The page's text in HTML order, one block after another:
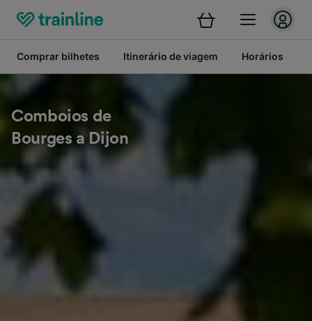
Comprar bilhetes Itinerário de viagem Horários
Comboios de
Bourges a Dijon